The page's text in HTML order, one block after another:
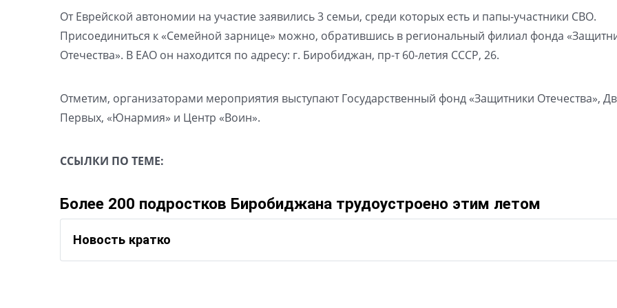
От Еврейской автономии на участие заявились 3 семьи, среди которых есть и папы-участники СВО.
Присоединиться к «Семейной зарнице» можно, обратившись в региональный филиал фонда
Отечества». В ЕАО он находится по адресу: г. Биробиджан, пр-т 60-летия СССР, 26.
Отметим, организаторами мероприятия выступают Государственный фонд «Защитники Отечества»,
Первых, «Юнармия» и Центр «Воин».
ССЫЛКИ ПО ТЕМЕ:
Более 200 подростков Биробиджана трудоустроено этим летом
Новость кратко